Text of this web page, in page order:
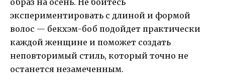
образ на осень. Не бойтесь
экспериментировать с длиной и формой
волос — бекхэм-боб подойдет практически
каждой женщине и поможет создать
неповторимый стиль, который точно не
останется незамеченным.